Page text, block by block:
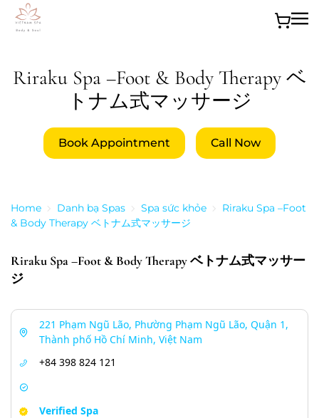
Riraku Spa –Foot & Body Therapy ベ
トナム式マッサージ
Book Appointment Call Now
Home Danh bạ Spas Spa sức khỏe
Riraku Spa –Foot
& Body Therapy ベトナム式マッサージ
Riraku Spa –Foot & Body Therapy ベトナム式マッサー
ジ
221 Phạm Ngũ Lão, Phường Phạm Ngũ Lão, Quận 1,
Thành phố Hồ Chí Minh, Việt Nam
+84 398 824 121
Verified Spa